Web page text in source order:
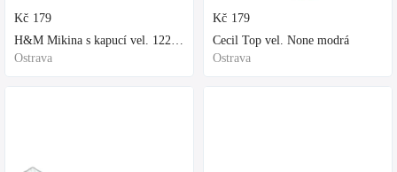
Kč 179
H&M Mikina s kapucí vel. 122 fialová
Ostrava
Kč 179
Cecil Top vel. None modrá
Ostrava